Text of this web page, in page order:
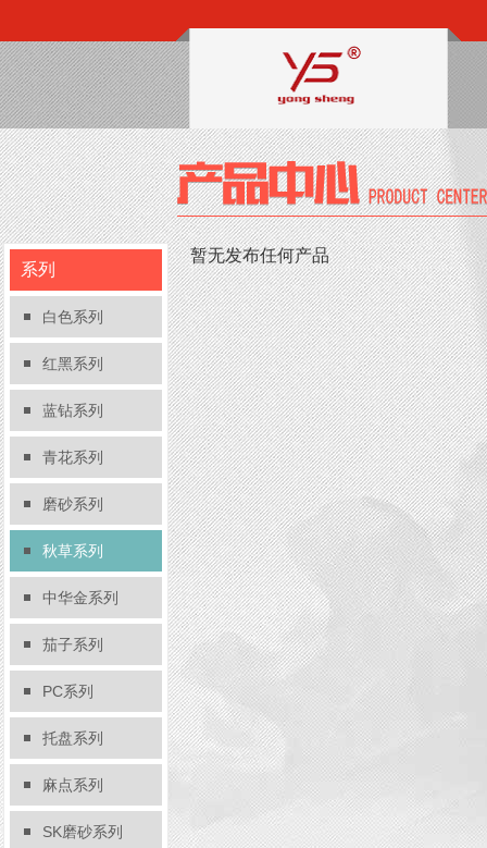
系列
白色系列
红黑系列
蓝钻系列
青花系列
磨砂系列
秋草系列
中华金系列
茄子系列
PC系列
托盘系列
麻点系列
SK磨砂系列
暂无发布任何产品